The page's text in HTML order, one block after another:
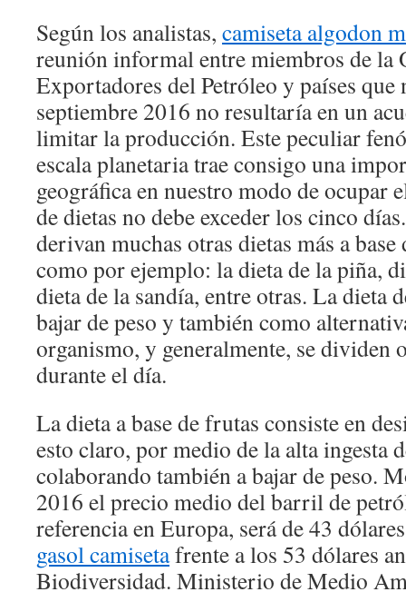
Según los analistas, camiseta algodon
reunión informal entre miembros de la
Exportadores del Petróleo y países
septiembre 2016 no resultaría en un
limitar la producción. Este peculiar
escala planetaria trae consigo una
geográfica en nuestro modo de
de dietas no debe exceder los cinco
derivan muchas otras dietas más a
como por ejemplo: la dieta de la piña,
dieta de la sandía, entre otras. La dieta
bajar de peso y también como
organismo, y generalmente, se dividen
durante el día.
La dieta a base de frutas consiste en
esto claro, por medio de la alta ingesta
colaborando también a bajar de peso.
2016 el precio medio del barril de
referencia en Europa, será de 43
gasol camisetafrente a los 53 dólares
Biodiversidad. Ministerio de Medio